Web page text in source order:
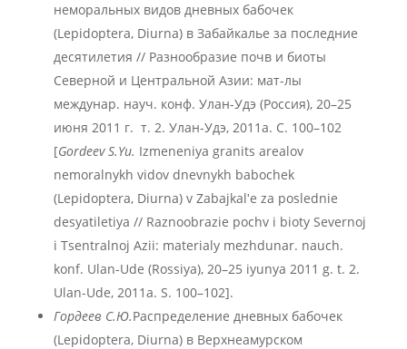
неморальных видов дневных бабочек
(Lepidoptera, Diurna) в Забайкалье за последние
десятилетия // Разнообразие почв и биоты
Северной и Центральной Азии: мат-лы
междунар. науч. конф. Улан-Удэ (Россия), 20–25
июня 2011 г. т. 2. Улан-Удэ, 2011а. С. 100–102
[Gordeev S.Yu. Izmeneniya granits arealov
nemoralnykh vidov dnevnykh babochek
(Lepidoptera, Diurna) v Zabajkalʹe za poslednie
desyatiletiya // Raznoobrazie pochv i bioty Severnoj
i Tsentralnoj Azii: materialy mezhdunar. nauch.
konf. Ulan-Ude (Rossiya), 20–25 iyunya 2011 g. t. 2.
Ulan-Ude, 2011а. S. 100–102].
Гордеев С.Ю.Распределение дневных бабочек
(Lepidoptera, Diurna) в Верхнеамурском